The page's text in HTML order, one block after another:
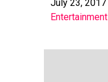
Date
July 23, 2017
In relation to
Entertainment